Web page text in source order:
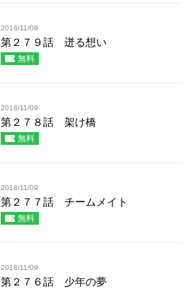
2018/11/09
第２７９話 迸る想い
無料
2018/11/09
第２７８話 架け橋
無料
2018/11/09
第２７７話 チームメイト
無料
2018/11/09
第２７６話 少年の夢